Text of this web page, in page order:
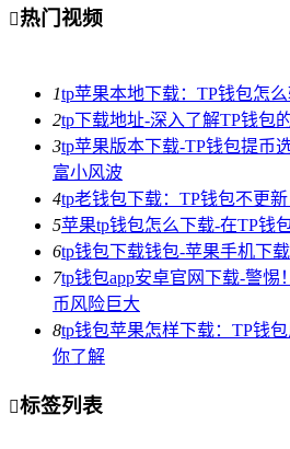
热门视频
1tp苹果本地下载：TP钱包怎
2tp下载地址-深入了解TP钱包
3tp苹果版本下载-TP钱包提币
富小风波
4tp老钱包下载：TP钱包不更
5苹果tp钱包怎么下载-在TP钱
6tp钱包下载钱包-苹果手机下
7tp钱包app安卓官网下载-警惕
币风险巨大
8tp钱包苹果怎样下载：TP钱
你了解
标签列表